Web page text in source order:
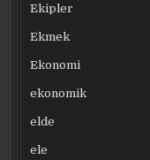
Ekipler
Ekmek
Ekonomi
ekonomik
elde
ele